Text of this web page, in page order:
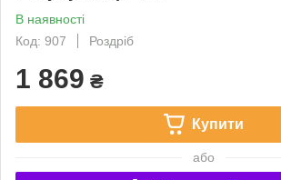
В наявності
Код: 907
Роздріб
1 869 ₴
Купити
або